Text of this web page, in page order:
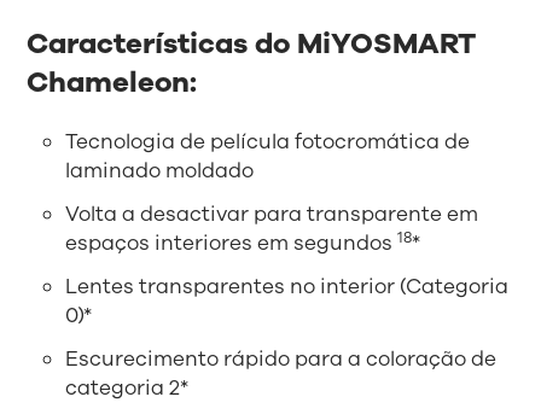
Características do MiYOSMART
Chameleon:
Tecnologia de película fotocromática de
laminado moldado
Volta a desactivar para transparente em
espaços interiores em segundos18*
Lentes transparentes no interior (Categoria
0)*
Escurecimento rápido para a coloração de
categoria 2*